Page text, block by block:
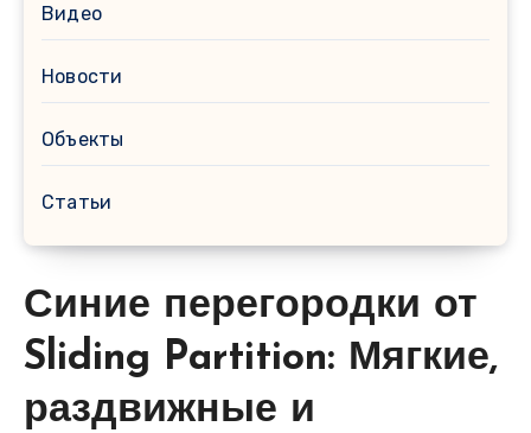
Видео
Новости
Объекты
Статьи
Синие перегородки от
Sliding Partition: Мягкие,
раздвижные и